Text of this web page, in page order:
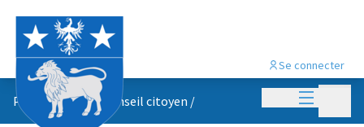
Menu
Se connecter
Propositions du conseil citoyen /